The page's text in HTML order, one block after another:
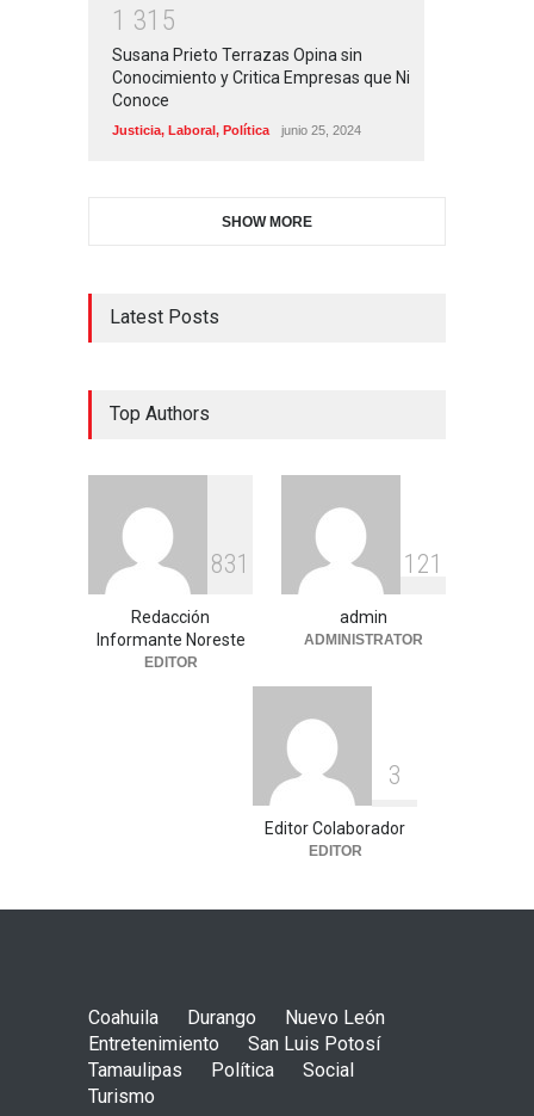
1 31 5
Susana Prieto Terrazas Opina sin
Conocimiento y Critica Empresas que Ni
Conoce
Justicia, Laboral, Política junio 25, 2024
SHOW MORE
Latest Posts
Top Authors
831
Redacción
Informante Noreste
EDITOR
1 21
admin
ADMINISTRATOR
3
Editor Colaborador
EDITOR
Coahuila Durango
Nuevo León
Entretenimiento
San Luis Potosí
Tamaulipas
Política
Social
Turismo